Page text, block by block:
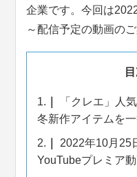
企業です。今回は
～配信予定の動画の
1.
「クレエ」人
冬新作アイテムを
2.
2022年10月25
YouTubeプレミア